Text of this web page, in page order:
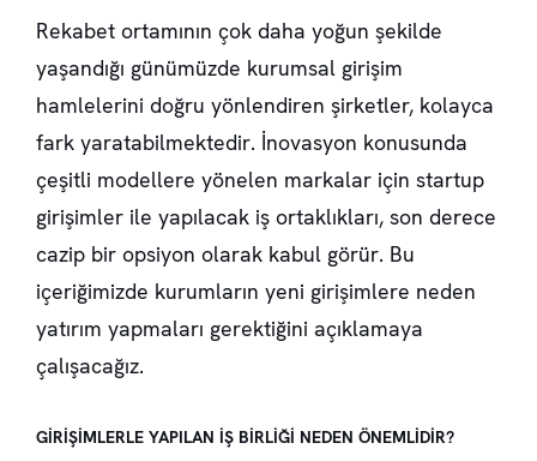
Rekabet ortamının çok daha yoğun şekilde
yaşandığı günümüzde kurumsal girişim
hamlelerini doğru yönlendiren şirketler, kolayca
fark yaratabilmektedir. İnovasyon konusunda
çeşitli modellere yönelen markalar için startup
girişimler ile yapılacak iş ortaklıkları, son derece
cazip bir opsiyon olarak kabul görür. Bu
içeriğimizde kurumların yeni girişimlere neden
yatırım yapmaları gerektiğini açıklamaya
çalışacağız.
GİRİŞİMLERLE YAPILAN İŞ BİRLİĞİ NEDEN ÖNEMLİDİR?